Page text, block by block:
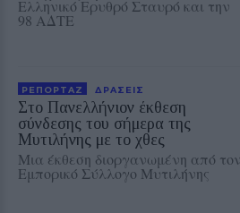
Ελληνικό Ερυθρό Σταυρό και την
98 ΑΔΤΕ
ΡΕΠΟΡΤΑΖ ΔΡΑΣΕΙΣ
Στο Πανελλήνιον έκθεση
σύνδεσης του σήμερα της
Μυτιλήνης με το χθες
Μια έκθεση διοργανωμένη από τον
Εμπορικό Σύλλογο Μυτιλήνης